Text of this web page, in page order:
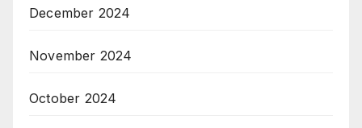
December 2024
November 2024
October 2024